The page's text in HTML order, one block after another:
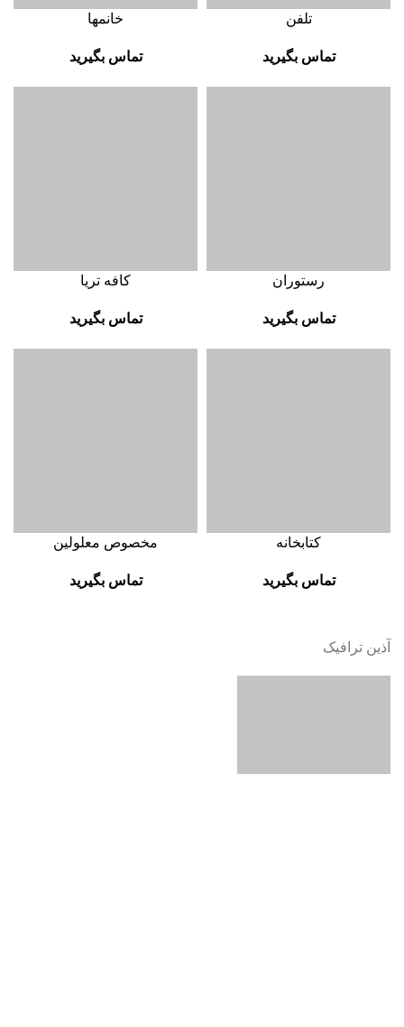
تلفن
تماس بگیرید
خانمها
تماس بگیرید
رستوران
تماس بگیرید
کافه تریا
تماس بگیرید
کتابخانه
تماس بگیرید
مخصوص معلولین
تماس بگیرید
آذین ترافیک